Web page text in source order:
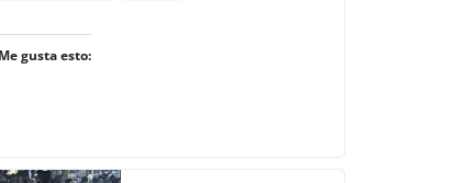
Me gusta esto: